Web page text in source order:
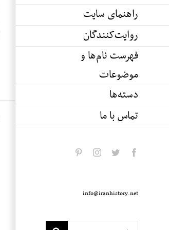
راهنمای سایت
روایت‌کنندگان
فهرست نام‌ها و
موضوعات
دسته‌ها
تماس با ما
facebook
twitter
instagram
info@iranhistory.net